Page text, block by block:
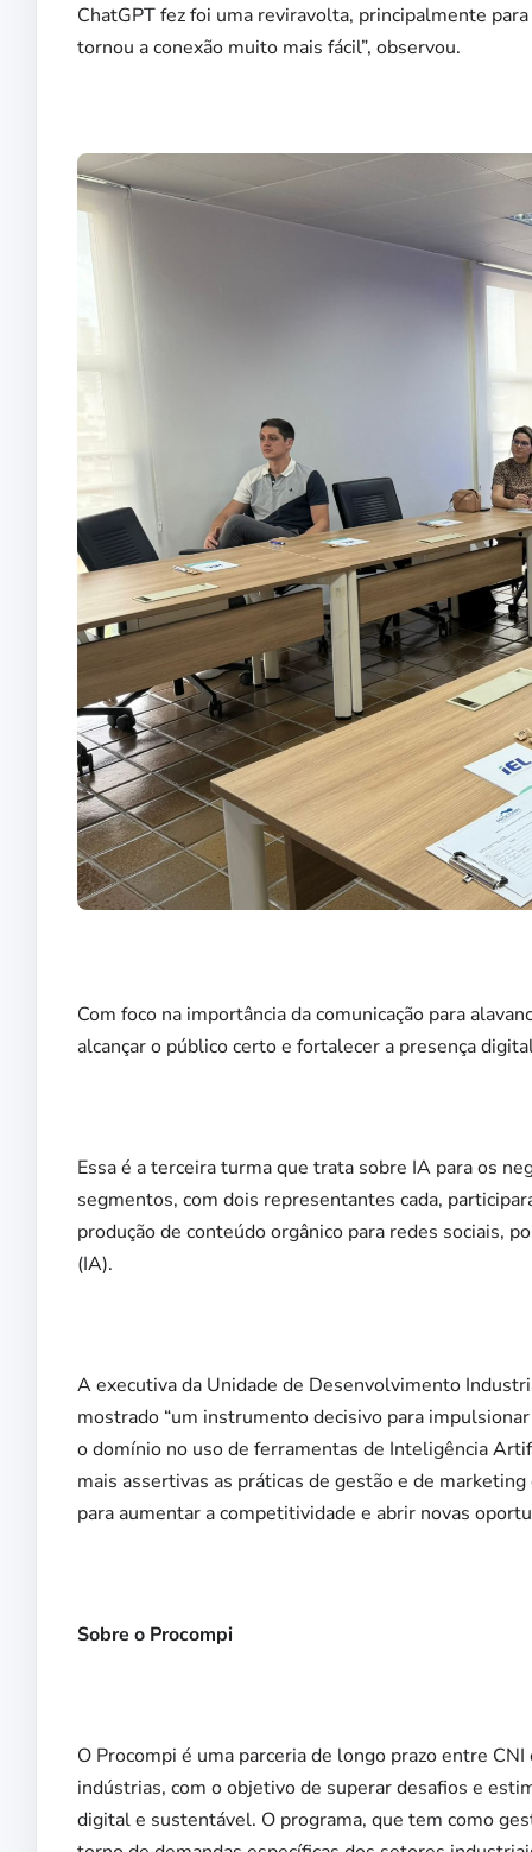
ChatGPT fez foi uma reviravolta, principalmente
tornou a conexão muito mais fácil”, observou.
Com foco na importância da comunicação para
alcançar o público certo e fortalecer a presença
Essa é a terceira turma que trata sobre IA para os
segmentos, com dois representantes cada,
produção de conteúdo orgânico para redes sociais,
(IA).
A executiva da Unidade de Desenvolvimento
mostrado “um instrumento decisivo para
o domínio no uso de ferramentas de Inteligência
mais assertivas as práticas de gestão e de
para aumentar a competitividade e abrir novas
Sobre o Procompi
O Procompi é uma parceria de longo prazo entre
indústrias, com o objetivo de superar desafios e
digital e sustentável. O programa, que tem como